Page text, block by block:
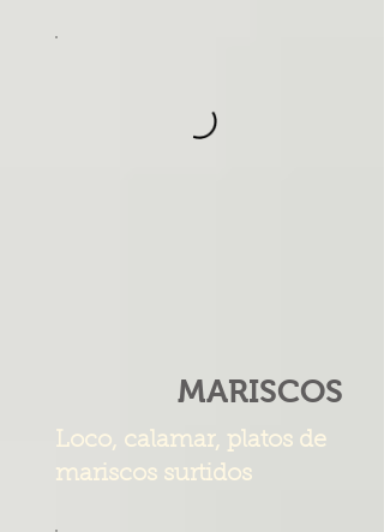
MARISCOS
Loco, calamar, platos de
mariscos surtidos